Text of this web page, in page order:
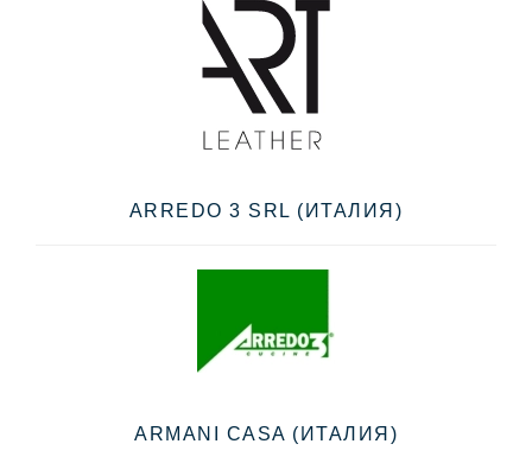
ARREDO 3 SRL (ИТАЛИЯ)
ARMANI CASA (ИТАЛИЯ)